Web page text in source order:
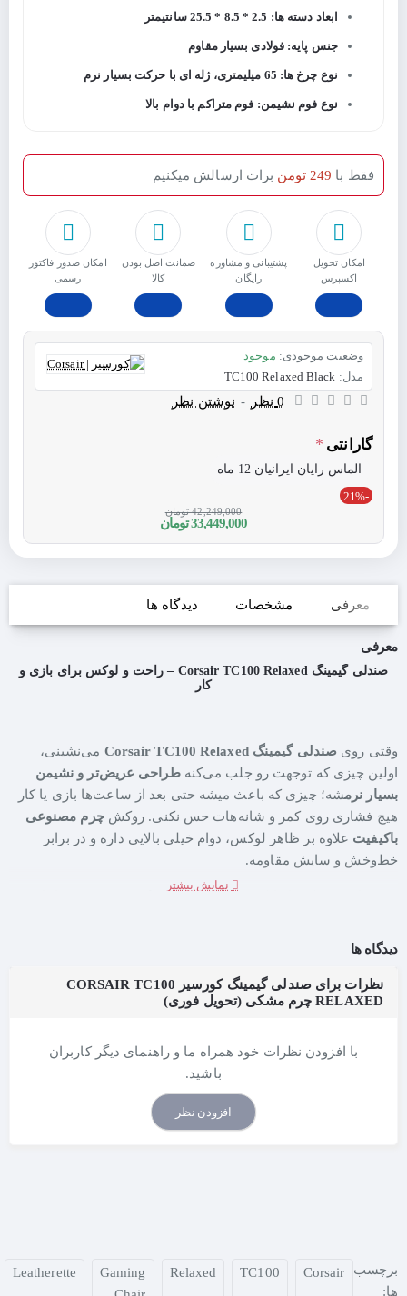
ابعاد دسته ها: 2.5 * 8.5 * 25.5 سانتیمتر
جنس پایه: فولادی بسیار مقاوم
نوع چرخ ها: 65 میلیمتری، ژله ای با حرکت بسیار نرم
نوع فوم نشیمن: فوم متراکم با دوام بالا
امکان تحویل
اکسپرس
پشتیبانی و مشاوره
رایگان
ﺿﻤﺎﻧﺖ اﺻﻞ ﺑﻮدن
ﮐﺎﻟﺎ
امکان صدور فاکتور
رسمی
فقط با 249 تومن برات ارسالش میکنیم
وضعیت موجودی: موجود
مدل: TC100 Relaxed Black
0 نظر - نوشتن نظر
گارانتی
الماس رایان ایرانیان 12 ماه
-21%
33,449,000 تومان
42,249,000 تومان
معرفی مشخصات دیدگاه ها
معرفی
صندلی گیمینگ Corsair TC100 Relaxed – راحت و لوکس برای بازی و
کار
وقتی روی صندلی گیمینگ Corsair TC100 Relaxed
می‌نشینی،
اولین چیزی که توجهت رو جلب می‌کنهطراحی عریض‌تر و نشیمن
بسیار نرمشه؛ چیزی که باعث میشه حتی بعد از ساعت‌ها بازی یا کار
هیچ فشاری روی کمر و شانه‌هات حس نکنی. روکشچرم مصنوعی
باکیفیت علاوه بر ظاهر لوکس، دوام خیلی بالایی داره و در برابر
خط‌وخش و سایش مقاومه.
تنظیم زاویه ۹۰ تا ۱۵۰ درجه
فیلم دیدن یا ریلکس کردن استفاده کنی. تنظیم ارتفاع با
صندلی‌های گیمینگه.
پشتیبانی فوق‌العاده‌ای به ستون فقرات و عضلات گردن میده و باعث
میشه در استفاده طولانی‌مدت خستگی خیلی کمتر بشه. دسته‌های
دو‌بعدی هم بهت این امکان رو میدن که
مطابق نشستن خودت تنظیم کنی.
ویژگی‌های کلیدی:
دیدگاه ها
نظرات برای صندلی گیمینگ کورسیر CORSAIR TC100
RELAXED چرم مشکی (تحویل فوری)
با افزودن نظرات خود همراه ما و راهنمای دیگر کاربران
باشید.
افزودن نظر
برچسب
ها:
Corsair
TC100
Relaxed
Gaming
Leatherette